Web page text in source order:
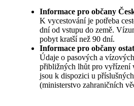
Informace pro občany
K vycestování je potřeba
dní od vstupu do země.
pobyt kratší než 90 dní.
Informace pro občany
Údaje o pasových a
přibližných lhůt pro vyřízení
jsou k dispozici u
(ministerstvo zahraničních